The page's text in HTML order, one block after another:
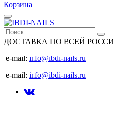
Корзина
ДОСТАВКА ПО ВСЕЙ РОССИ
e-mail: info@ibdi-nails.ru
e-mail: info@ibdi-nails.ru